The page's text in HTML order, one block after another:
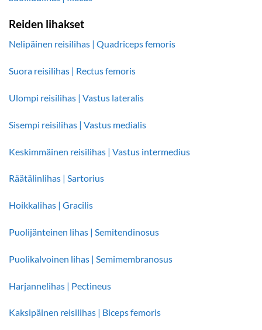
Reiden lihakset
Nelipäinen reisilihas | Quadriceps femoris
Suora reisilihas | Rectus femoris
Ulompi reisilihas | Vastus lateralis
Sisempi reisilihas | Vastus medialis
Keskimmäinen reisilihas | Vastus intermedius
Räätälinlihas | Sartorius
Hoikkalihas | Gracilis
Puolijänteinen lihas | Semitendinosus
Puolikalvoinen lihas | Semimembranosus
Harjannelihas | Pectineus
Kaksipäinen reisilihas | Biceps femoris